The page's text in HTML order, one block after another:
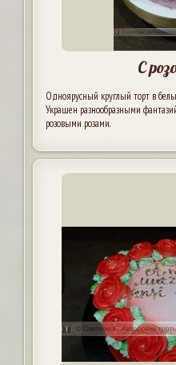
С
Одноярусный круглый торт в
Украшен разнообразными
розовыми розами.